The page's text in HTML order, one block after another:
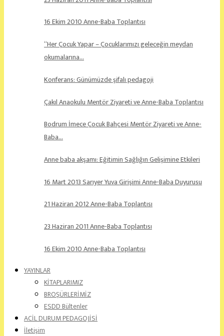
16 Ekim 2010 Anne-Baba Toplantısı
“Her Çocuk Yapar – Çocuklarımızı geleceğin meydan
okumalarına…
Konferans: Günümüzde şifalı pedagoji
Çakıl Anaokulu Mentör Ziyareti ve Anne-Baba Toplantısı
Bodrum İmece Çocuk Bahçesi Mentör Ziyareti ve Anne-
Baba…
Anne baba akşamı: Eğitimin Sağlığın Gelişimine Etkileri
16 Mart 2013 Sarıyer Yuva Girişimi Anne-Baba Duyurusu
21 Haziran 2012 Anne-Baba Toplantısı
23 Haziran 2011 Anne-Baba Toplantısı
16 Ekim 2010 Anne-Baba Toplantısı
YAYINLAR
KİTAPLARIMIZ
BROŞÜRLERİMİZ
ESDD Bültenler
ACİL DURUM PEDAGOJİSİ
İletişim